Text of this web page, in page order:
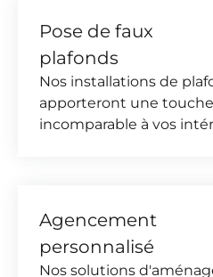
Pose de faux
plafonds
Nos installations de
apporteront une
incomparable à vos
Agencement
personnalisé
Nos solutions